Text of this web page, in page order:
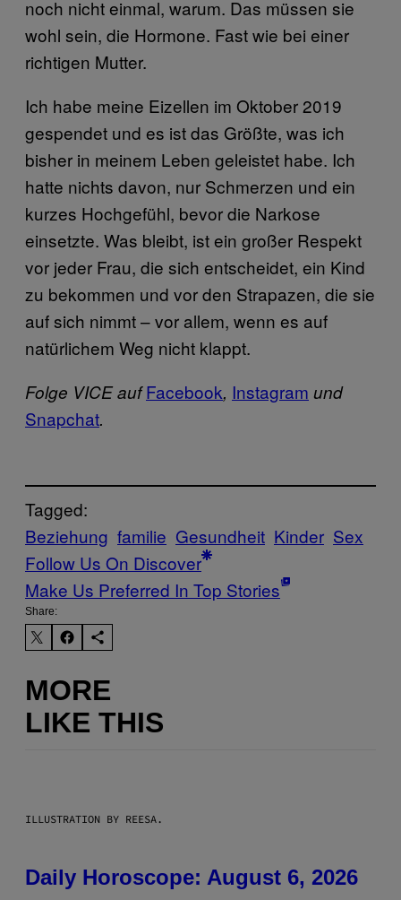
noch nicht einmal, warum. Das müssen sie
wohl sein, die Hormone. Fast wie bei einer
richtigen Mutter.
Ich habe meine Eizellen im Oktober 2019
gespendet und es ist das Größte, was ich
bisher in meinem Leben geleistet habe. Ich
hatte nichts davon, nur Schmerzen und ein
kurzes Hochgefühl, bevor die Narkose
einsetzte. Was bleibt, ist ein großer Respekt
vor jeder Frau, die sich entscheidet, ein Kind
zu bekommen und vor den Strapazen, die sie
auf sich nimmt – vor allem, wenn es auf
natürlichem Weg nicht klappt.
Folge VICE auf Facebook, Instagram und
Snapchat.
Tagged:
Beziehung familie Gesundheit Kinder Sex
Follow Us On Discover
Make Us Preferred In Top Stories
Share:
MORE
LIKE THIS
ILLUSTRATION BY REESA.
Daily Horoscope: August 6, 2026